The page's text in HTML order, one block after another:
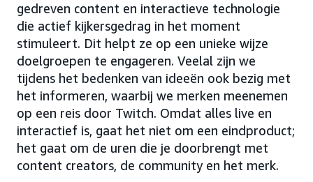
gedreven content en interactieve technologie
die actief kijkersgedrag in het moment
stimuleert. Dit helpt ze op een unieke wijze
doelgroepen te engageren. Veelal zijn we
tijdens het bedenken van ideeën ook bezig met
het informeren, waarbij we merken meenemen
op een reis door Twitch. Omdat alles live en
interactief is, gaat het niet om een eindproduct;
het gaat om de uren die je doorbrengt met
content creators, de community en het merk.